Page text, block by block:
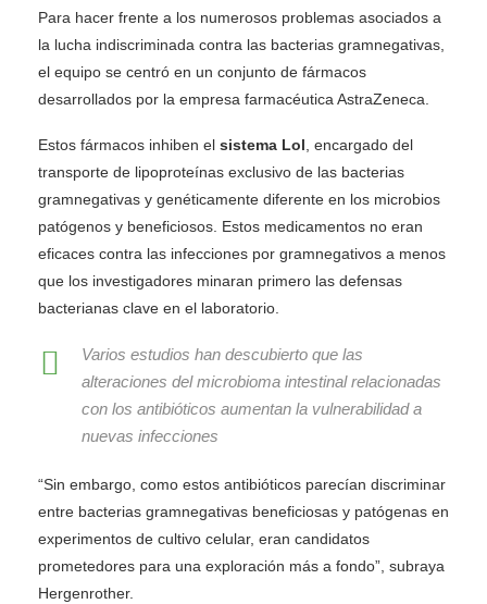
Para hacer frente a los numerosos problemas asociados a
la lucha indiscriminada contra las bacterias gramnegativas,
el equipo se centró en un conjunto de fármacos
desarrollados por la empresa farmacéutica AstraZeneca.
Estos fármacos inhiben el sistema Lol, encargado del
transporte de lipoproteínas exclusivo de las bacterias
gramnegativas y genéticamente diferente en los microbios
patógenos y beneficiosos. Estos medicamentos no eran
eficaces contra las infecciones por gramnegativos a menos
que los investigadores minaran primero las defensas
bacterianas clave en el laboratorio.
Varios estudios han descubierto que las
alteraciones del microbioma intestinal relacionadas
con los antibióticos aumentan la vulnerabilidad a
nuevas infecciones
“Sin embargo, como estos antibióticos parecían discriminar
entre bacterias gramnegativas beneficiosas y patógenas en
experimentos de cultivo celular, eran candidatos
prometedores para una exploración más a fondo”, subraya
Hergenrother.